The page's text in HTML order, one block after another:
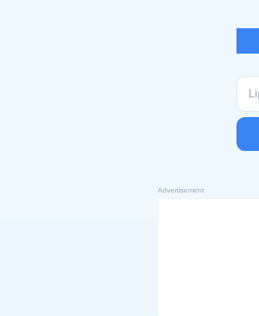
Advertisement